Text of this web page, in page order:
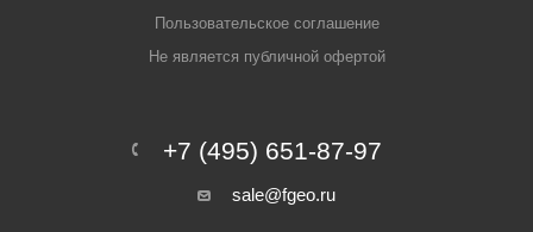
Пользовательское соглашение
Не является публичной офертой
+7 (495) 651-87-97
sale@fgeo.ru